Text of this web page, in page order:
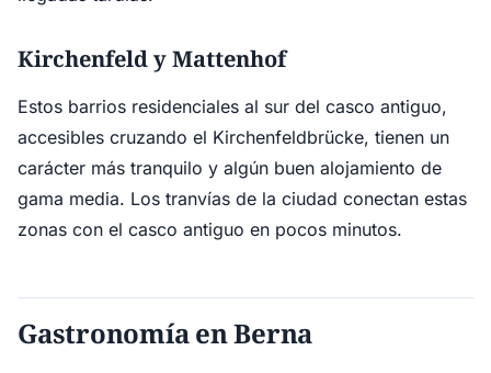
Kirchenfeld y Mattenhof
Estos barrios residenciales al sur del casco antiguo,
accesibles cruzando el Kirchenfeldbrücke, tienen un
carácter más tranquilo y algún buen alojamiento de
gama media. Los tranvías de la ciudad conectan estas
zonas con el casco antiguo en pocos minutos.
Gastronomía en Berna